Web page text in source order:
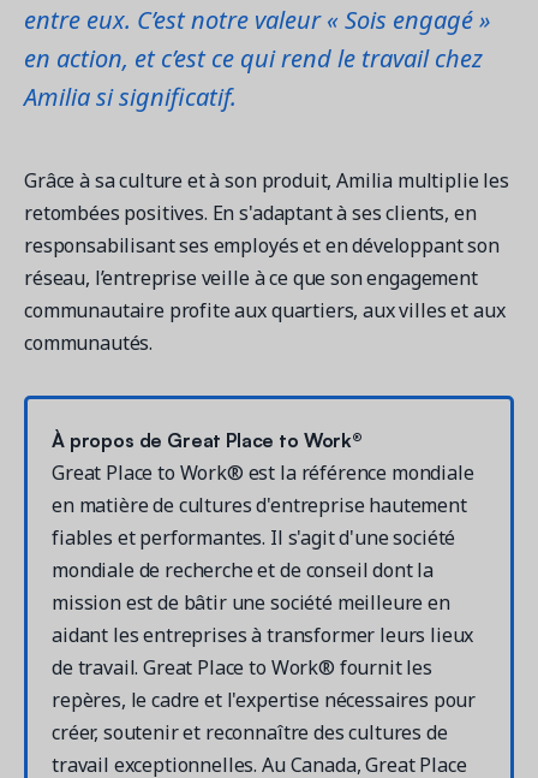
entre eux. C’est notre valeur « Sois engagé »
en action, et c’est ce qui rend le travail chez
Amilia si significatif.
Grâce à sa culture et à son produit, Amilia multiplie les
retombées positives. En s'adaptant à ses clients, en
responsabilisant ses employés et en développant son
réseau, l’entreprise veille à ce que son engagement
communautaire profite aux quartiers, aux villes et aux
communautés.
À propos de Great Place to Work®
Great Place to Work® est la référence mondiale
en matière de cultures d'entreprise hautement
fiables et performantes. Il s'agit d'une société
mondiale de recherche et de conseil dont la
mission est de bâtir une société meilleure en
aidant les entreprises à transformer leurs lieux
de travail. Great Place to Work® fournit les
repères, le cadre et l'expertise nécessaires pour
créer, soutenir et reconnaître des cultures de
travail exceptionnelles. Au Canada, Great Place